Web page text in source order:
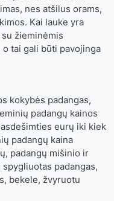
nes atšilus orams,
Kai lauke yra
žieminėmis
tai gali būti pavojinga
kokybės padangas,
padangų kainos
eurų iki kiek
padangų kaina
padangų mišinio ir
padangas,
bekele, žvyruotu